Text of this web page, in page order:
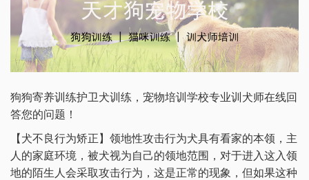
狗狗寄养训练护卫犬训练，宠物培训学校专业训犬师在线回
答您的问题！
【犬不良行为矫正】领地性攻击行为犬具有看家的本领，主
人的家庭环境，被犬视为自己的领地范围，对于进入这入领
地的陌生人会采取攻击行为，这是正常的现象，但如果这种